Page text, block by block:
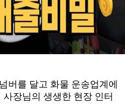
버를 달고 화물 운송업계에
장님의 생생한 현장 인터